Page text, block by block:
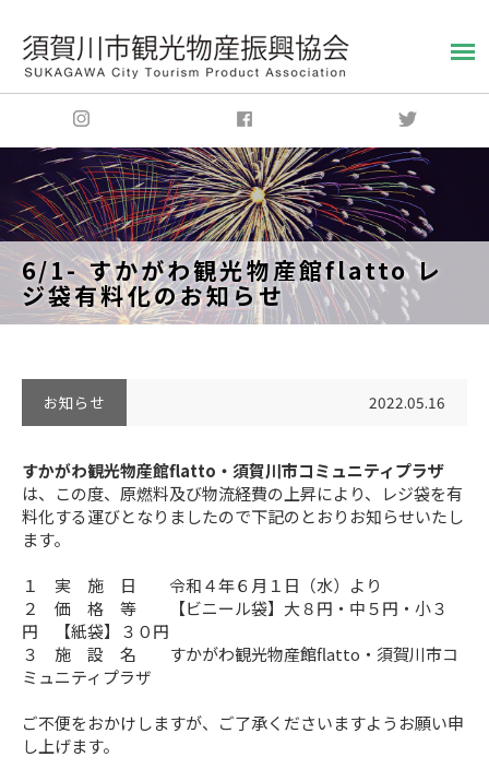
6/1- すかがわ観光物産館flatto レ
ジ袋有料化のお知らせ
2022.05.16
お知らせ
すかがわ観光物産館flatto・須賀川市コミュニティプラザ
は、この度、原燃料及び物流経費の上昇により、レジ袋を有
料化する運びとなりましたので下記のとおりお知らせいたし
ます。
１ 実 施 日 令和４年６月１日（水）より
２ 価 格 等 【ビニール袋】大８円・中５円・小３
円 【紙袋】３０円
３ 施 設 名 すかがわ観光物産館flatto・須賀川市コ
ミュニティプラザ
ご不便をおかけしますが、ご了承くださいますようお願い申
し上げます。